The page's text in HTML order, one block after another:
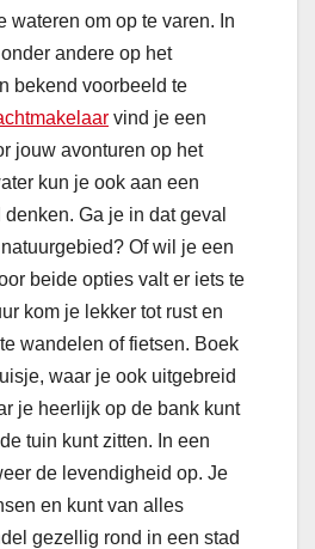
wateren om op te varen. In
andere op het
bekend voorbeeld te
vind je een
jouw avonturen op het
kun je ook aan een
Ga je in dat geval
Of wil je een
beide opties valt er iets te
kom je lekker tot rust en
wandelen of fietsen. Boek
waar je ook uitgebreid
je heerlijk op de bank kunt
tuin kunt zitten. In een
de levendigheid op. Je
en kunt van alles
gezellig rond in een stad